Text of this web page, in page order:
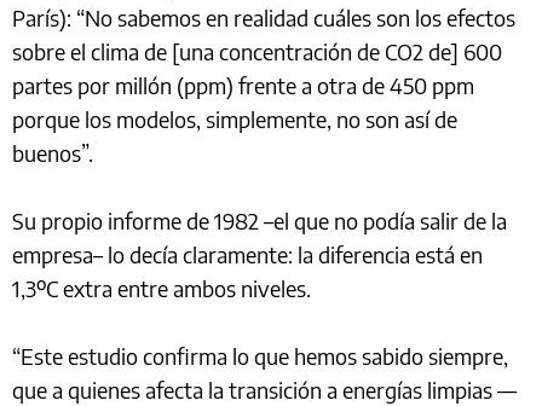
París): “No sabemos en realidad cuáles son los efectos
sobre el clima de [una concentración de CO2 de] 600
partes por millón (ppm) frente a otra de 450 ppm
porque los modelos, simplemente, no son así de
buenos”.
Su propio informe de 1982 –el que no podía salir de la
empresa– lo decía claramente: la diferencia está en
1,3ºC extra entre ambos niveles.
“Este estudio confirma lo que hemos sabido siempre,
que a quienes afecta la transición a energías limpias —